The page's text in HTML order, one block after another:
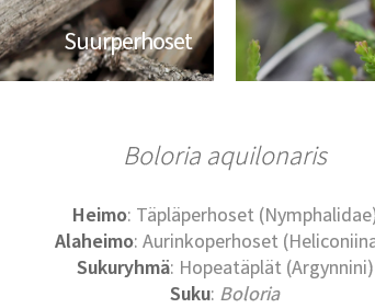
Suurperhoset
Boloria aquilonaris
Heimo: Täpläperhoset
Alaheimo: Aurinkoperhoset
Sukuryhmä: Hopeatäplät (Argynnini)
Suku: Boloria